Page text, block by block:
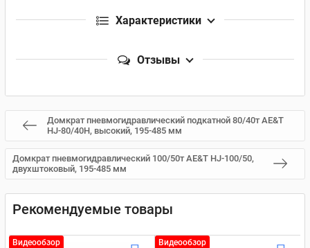
Характеристики
Отзывы
Домкрат пневмогидравлический подкатной 80/40т AE&T
HJ-80/40H, высокий, 195-485 мм
Домкрат пневмогидравлический 100/50т AE&T HJ-100/50,
двухштоковый, 195-485 мм
Рекомендуемые товары
Видеообзор Видеообзор